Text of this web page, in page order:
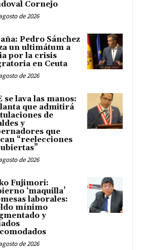
Cornejo
de 2026
Pedro Sánchez
un ultimátum a
por la crisis
en Ceuta
de 2026
se lava las manos:
que admitirá
de
y
que
“reelecciones
de 2026
Fujimori:
‘maquilla’
laborales:
mínimo
y
de 2026